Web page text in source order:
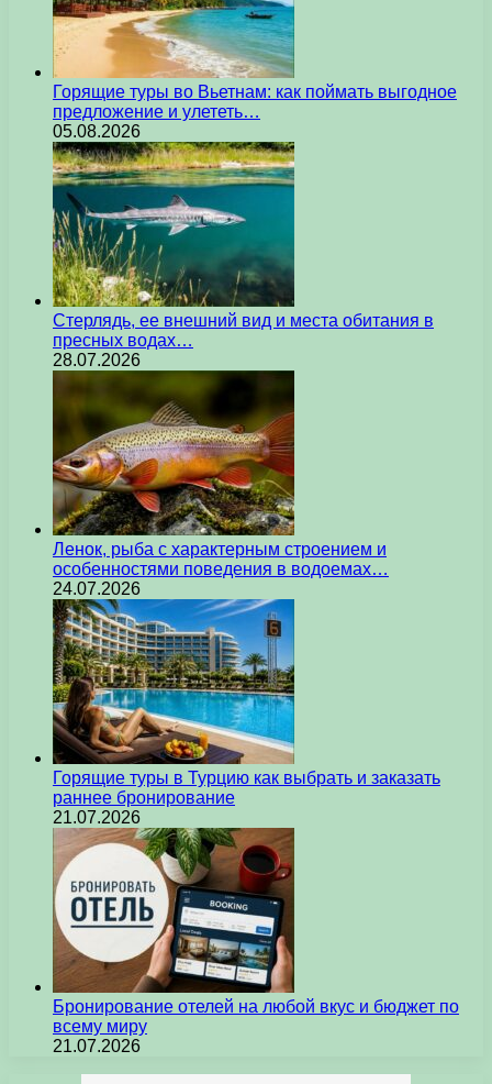
Горящие туры во Вьетнам: как поймать выгодное
предложение и улететь…
05.08.2026
Стерлядь, ее внешний вид и места обитания в
пресных водах…
28.07.2026
Ленок, рыба с характерным строением и
особенностями поведения в водоемах…
24.07.2026
Горящие туры в Турцию как выбрать и заказать
раннее бронирование
21.07.2026
Бронирование отелей на любой вкус и бюджет по
всему миру
21.07.2026